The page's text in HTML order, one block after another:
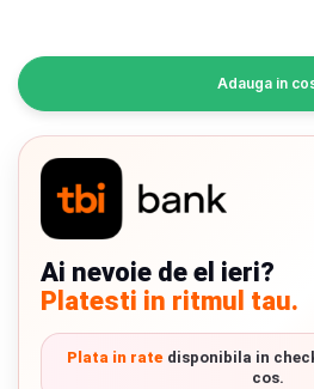
Regulament giveaway
Showroom
Depozit
Adauga in
Ai nevoie de el ieri?
Platesti in ritmul tau.
Plata in ratedisponibila in
cos.
Chrome cu detalii negre
Verde cu detalii negre